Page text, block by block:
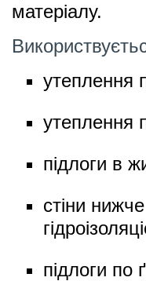
матеріалу.
утеплення
утеплення
підлоги в
стіни
підлоги по